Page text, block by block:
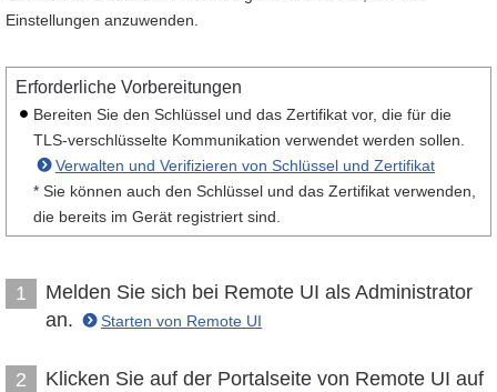
Einstellungen anzuwenden.
Erforderliche Vorbereitungen
Bereiten Sie den Schlüssel und das Zertifikat vor, die für die
TLS-verschlüsselte Kommunikation verwendet werden sollen.
Verwalten und Verifizieren von Schlüssel und Zertifikat
* Sie können auch den Schlüssel und das Zertifikat verwenden,
die bereits im Gerät registriert sind.
1
Melden Sie sich bei Remote UI als Administrator
an.
Starten von Remote UI
2
Klicken Sie auf der Portalseite von Remote UI auf